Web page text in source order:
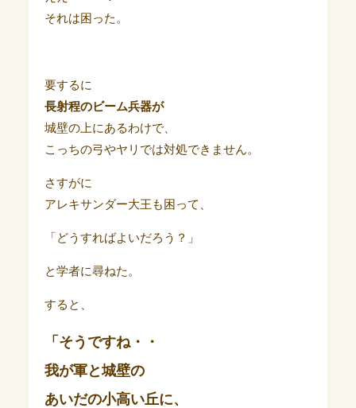
それは困った。
要するに
長射程のビーム兵器が
城壁の上にあるわけで、
こっちの弓やヤリでは対処できません。
さすがに
アレキサンダー大王も困って、
「どうすればよいだろう？」
と学者に尋ねた。
すると、
「そうですね・・
我が軍と城壁の
あいだの小高い丘に、